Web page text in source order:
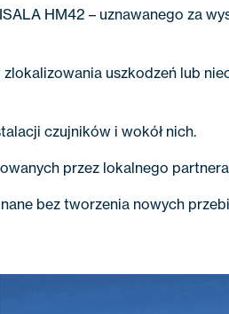
HM42 – uznawanego za
uszkodzeń lub
czujników i wokół nich.
przez lokalnego
bez tworzenia nowych